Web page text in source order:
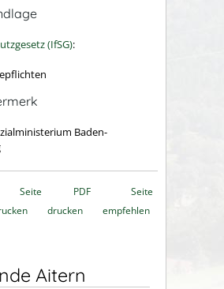
(IfSG):
Baden-
Seite
PDF
drucken
Seite
empfehlen
Aitern